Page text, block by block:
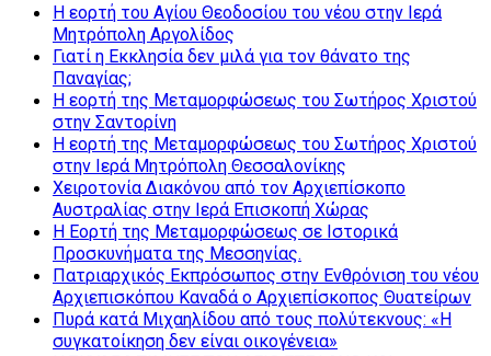
Η εορτή του Αγίου Θεοδοσίου του νέου στην Ιερά
Μητρόπολη Αργολίδος
Γιατί η Εκκλησία δεν μιλά για τον θάνατο της
Παναγίας;
Η εορτή της Μεταμορφώσεως του Σωτήρος Χριστού
στην Σαντορίνη
Η εορτή της Μεταμορφώσεως του Σωτήρος Χριστού
στην Ιερά Μητρόπολη Θεσσαλονίκης
Χειροτονία Διακόνου από τον Αρχιεπίσκοπο
Αυστραλίας στην Ιερά Επισκοπή Χώρας
Η Εορτή της Μεταμορφώσεως σε Ιστορικά
Προσκυνήματα της Μεσσηνίας.
Πατριαρχικός Εκπρόσωπος στην Ενθρόνιση του νέου
Αρχιεπισκόπου Καναδά ο Αρχιεπίσκοπος Θυατείρων
Πυρά κατά Μιχαηλίδου από τους πολύτεκνους: «Η
συγκατοίκηση δεν είναι οικογένεια»